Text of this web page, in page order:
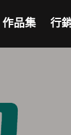
作品集 行